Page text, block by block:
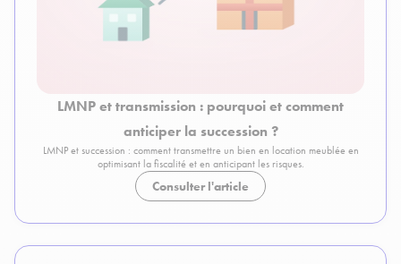
LMNP et transmission : pourquoi et comment
anticiper la succession ?
LMNP et succession : comment transmettre un bien en location meublée en
optimisant la fiscalité et en anticipant les risques.
Consulter l'article